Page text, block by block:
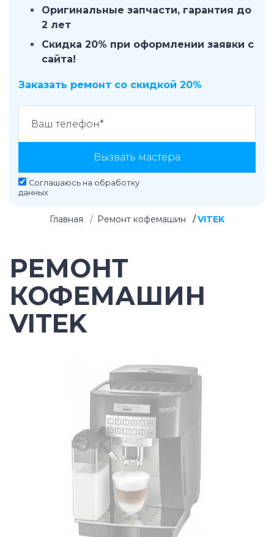
Оригинальные запчасти, гарантия до
2 лет
Скидка 20% при оформлении заявки с
сайта!
Заказать ремонт со скидкой 20%
Вызвать мастера
Соглашаюсь на обработку
данных
Главная Ремонт кофемашин VITEK
РЕМОНТ
КОФЕМАШИН
VITEK